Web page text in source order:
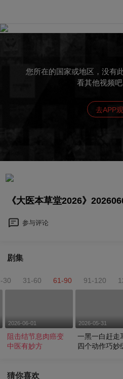
您所在的国家或地区，没有
看其他视频吧
去APP
参与评论
剧集
30 31-60 61-90 91-120
2026-06-01
阻击结节息肉癌变
中医有妙方
2026-05-31
一黑一白赶走
四个动作巧妙
猜你喜欢